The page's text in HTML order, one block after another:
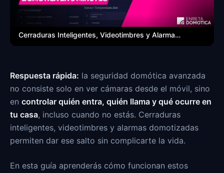
Cerraduras Inteligentes, Videotimbres y Alarmas: Seguridad
Respuesta rápida: la seguridad domótica avanzada
no consiste solo en ver cámaras desde el móvil, sino
en controlar quién entra, quién llama y qué ocurre en
tu casa, incluso cuando no estás. Cerraduras
inteligentes, videotimbres y alarmas domotizadas
permiten dar ese salto sin complicarte la vida.
En esta guía aprenderás cómo funcionan estos